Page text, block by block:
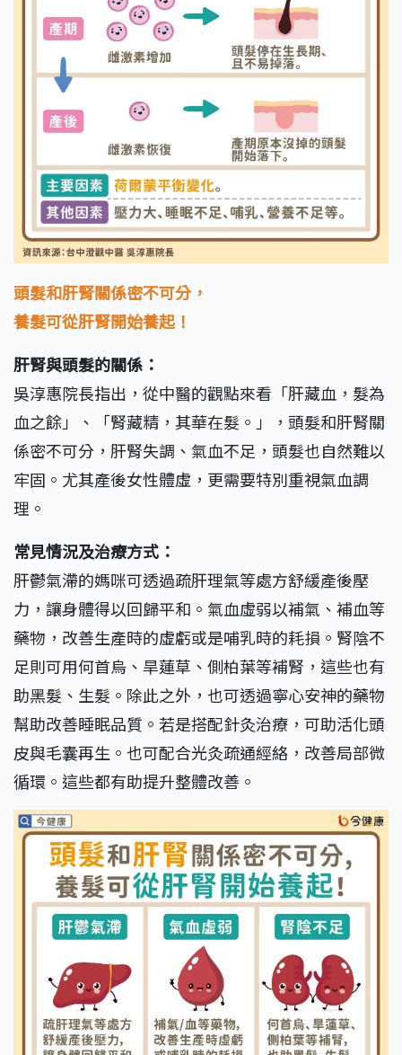
頭髮和肝腎關係密不可分，
養髮可從肝腎開始養起！
肝腎與頭髮的關係：
吳淳惠院長指出，從中醫的觀點來看「肝藏血，髮為
血之餘」、「腎藏精，其華在髮。」，頭髮和肝腎關
係密不可分，肝腎失調、氣血不足，頭髮也自然難以
牢固。尤其產後女性體虛，更需要特別重視氣血調
理。
常見情況及治療方式：
肝鬱氣滯的媽咪可透過疏肝理氣等處方舒緩產後壓
力，讓身體得以回歸平和。氣血虛弱以補氣、補血等
藥物，改善生產時的虛虧或是哺乳時的耗損。腎陰不
足則可用何首烏、旱蓮草、側柏葉等補腎，這些也有
助黑髮、生髮。除此之外，也可透過寧心安神的藥物
幫助改善睡眠品質。若是搭配針灸治療，可助活化頭
皮與毛囊再生。也可配合光灸疏通經絡，改善局部微
循環。這些都有助提升整體改善。